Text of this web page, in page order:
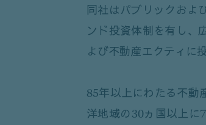
同社はパブリックおよ
ンド投資体制を有し、
よび不動産エクティに
85年以上にわたる不動
洋地域の30ヵ国以上に